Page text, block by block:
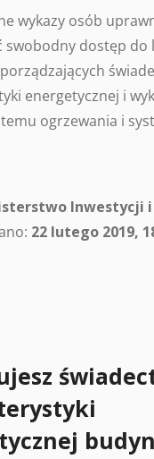
wykazy osób
swobodny dostęp do
energetycznej i
ogrzewania i
Inwestycji i
22 lutego 2019,